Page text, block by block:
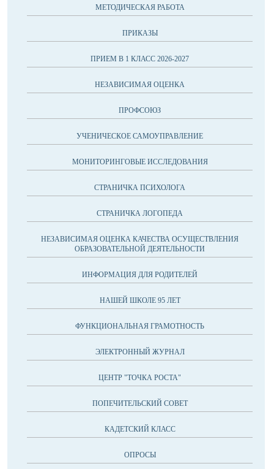
МЕТОДИЧЕСКАЯ РАБОТА
ПРИКАЗЫ
ПРИЕМ В 1 КЛАСС 2026-2027
НЕЗАВИСИМАЯ ОЦЕНКА
ПРОФСОЮЗ
УЧЕНИЧЕСКОЕ САМОУПРАВЛЕНИЕ
МОНИТОРИНГОВЫЕ ИССЛЕДОВАНИЯ
СТРАНИЧКА ПСИХОЛОГА
СТРАНИЧКА ЛОГОПЕДА
НЕЗАВИСИМАЯ ОЦЕНКА КАЧЕСТВА ОСУЩЕСТВЛЕНИЯ
ОБРАЗОВАТЕЛЬНОЙ ДЕЯТЕЛЬНОСТИ
ИНФОРМАЦИЯ ДЛЯ РОДИТЕЛЕЙ
НАШЕЙ ШКОЛЕ 95 ЛЕТ
ФУНКЦИОНАЛЬНАЯ ГРАМОТНОСТЬ
ЭЛЕКТРОННЫЙ ЖУРНАЛ
ЦЕНТР "ТОЧКА РОСТА"
ПОПЕЧИТЕЛЬСКИЙ СОВЕТ
КАДЕТСКИЙ КЛАСС
ОПРОСЫ